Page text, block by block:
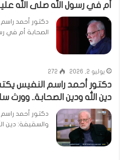
أم في رسول الله صلى الله
دكتور أحمد
الصحابة أم في
يوليو 2, 2026 272
دكتور أحمد راسم النفيس
دين الله ودين الصحابة.. وورث
دكتور أحمد
والسقيفة: دين